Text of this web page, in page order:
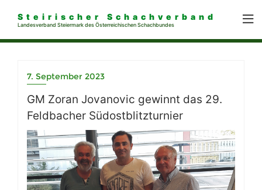
Steirischer Schachverband
Landesverband Steiermark des Österreichischen Schachbundes
7. September 2023
GM Zoran Jovanovic gewinnt das 29.
Feldbacher Südostblitzturnier